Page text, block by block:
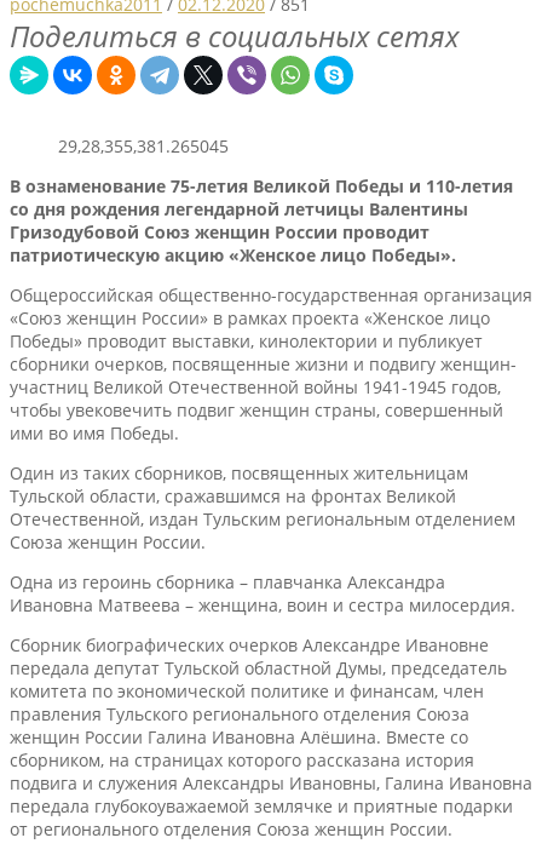
Поделиться в социальных сетях
29,28,355,381.265045
В ознаменование 75-летия Великой Победы и 110-летия
со дня рождения легендарной летчицы Валентины
Гризодубовой Союз женщин России проводит
патриотическую акцию «Женское лицо Победы».
Общероссийская общественно-государственная организация
«Союз женщин России» в рамках проекта «Женское лицо
Победы» проводит выставки, кинолектории и публикует
сборники очерков, посвященные жизни и подвигу женщин-
участниц Великой Отечественной войны 1941-1945 годов,
чтобы увековечить подвиг женщин страны, совершенный
ими во имя Победы.
Один из таких сборников, посвященных жительницам
Тульской области, сражавшимся на фронтах Великой
Отечественной, издан Тульским региональным отделением
Союза женщин России.
Одна из героинь сборника – плавчанка Александра
Ивановна Матвеева – женщина, воин и сестра милосердия.
Сборник биографических очерков Александре Ивановне
передала депутат Тульской областной Думы, председатель
комитета по экономической политике и финансам, член
правления Тульского регионального отделения Союза
женщин России Галина Ивановна Алёшина. Вместе со
сборником, на страницах которого рассказана история
подвига и служения Александры Ивановны, Галина Ивановна
передала глубокоуважаемой землячке и приятные подарки
от регионального отделения Союза женщин России.